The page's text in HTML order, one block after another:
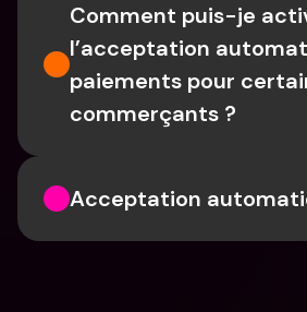
Comment puis-je
l’acceptation
paiements pour
commerçants ?
Acceptation